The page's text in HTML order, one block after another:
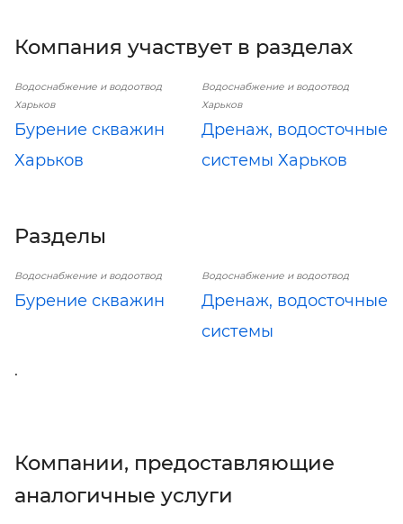
Компания участвует в разделах
Водоснабжение и водоотвод
Харьков
Бурение скважин
Харьков
Водоснабжение и водоотвод
Харьков
Дренаж, водосточные
системы Харьков
Разделы
Водоснабжение и водоотвод
Бурение скважин
Водоснабжение и водоотвод
Дренаж, водосточные
системы
.
Компании, предоставляющие
аналогичные услуги